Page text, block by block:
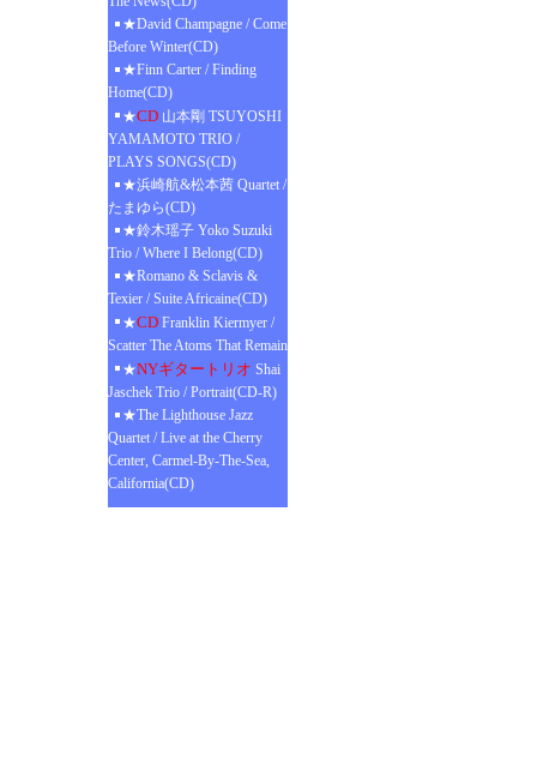
★David Champagne / Come
Before Winter(CD)
★Finn Carter / Finding
Home(CD)
★CD 山本剛 TSUYOSHI
YAMAMOTO TRIO /
PLAYS SONGS(CD)
★浜崎航&松本茜 Quartet /
たまゆら(CD)
★鈴木瑶子 Yoko Suzuki
Trio / Where I Belong(CD)
★Romano & Sclavis &
Texier / Suite Africaine(CD)
★CD Franklin Kiermyer /
Scatter The Atoms That Remain
★NYギタートリオ Shai
Jaschek Trio / Portrait(CD-R)
★The Lighthouse Jazz
Quartet / Live at the Cherry
Center, Carmel-By-The-Sea,
California(CD)